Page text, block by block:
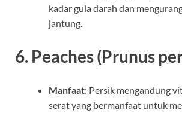
kadar gula darah dan
jantung.
6. Peaches (Prunus
Manfaat: Persik mengandung
serat yang bermanfaat untuk